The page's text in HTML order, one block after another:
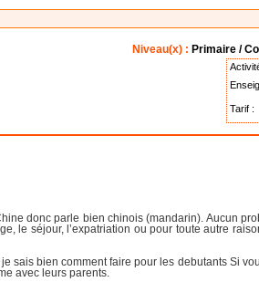
Niveau(x) : Primaire /
Tarif :
donc parle bien chinois (mandarin). Aucun
le séjour, l’expatriation ou pour toute autre
sais bien comment faire pour les debutants Si
avec leurs parents.